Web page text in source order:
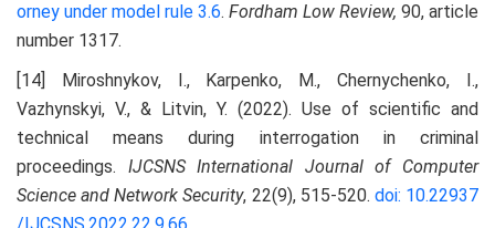
orney under model rule 3.6. Fordham Low Review, 90, article
number 1317.
[14] Miroshnykov, I., Karpenko, M., Chernychenko, I.,
Vazhynskyi, V., & Litvin, Y. (2022). Use of scientific and
technical means during interrogation in criminal
proceedings. IJCSNS International Journal of Computer
Science and Network Security, 22(9), 515-520. doi: 10.22937